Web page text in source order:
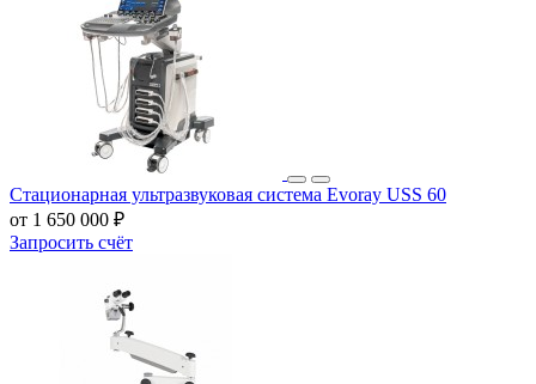
Стационарная ультразвуковая система Evoray USS 60
от 1 650 000 ₽
Запросить счёт